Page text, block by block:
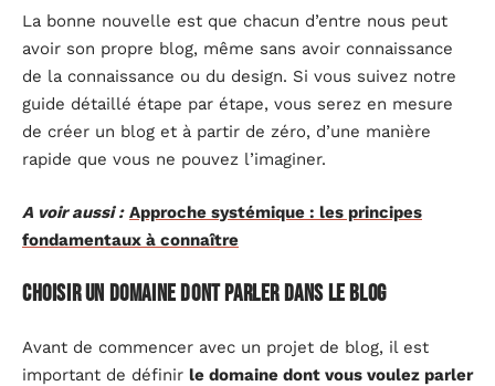
La bonne nouvelle est que chacun d’entre nous peut
avoir son propre blog, même sans avoir connaissance
de la connaissance ou du design. Si vous suivez notre
guide détaillé étape par étape, vous serez en mesure
de créer un blog et à partir de zéro, d’une manière
rapide que vous ne pouvez l’imaginer.
A voir aussi : Approche systémique : les principes
fondamentaux à connaître
Choisir un domaine dont parler dans le blog
Avant de commencer avec un projet de blog, il est
important de définir le domaine dont vous voulez parler